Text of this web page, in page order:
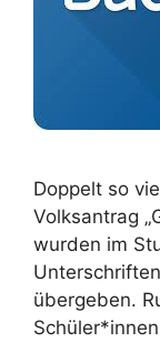
Doppelt so
Volksantrag
wurden im
übergeben.